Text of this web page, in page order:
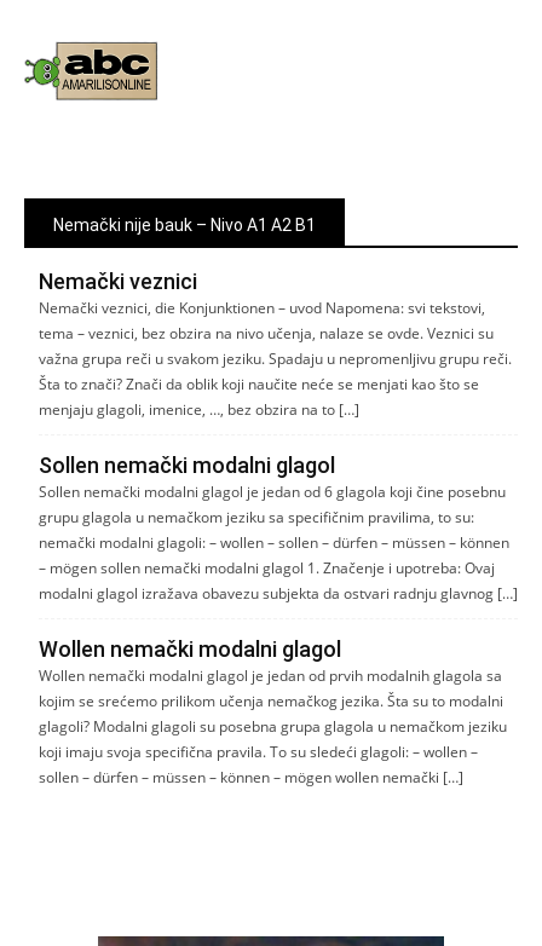
Nemački nije bauk – Nivo A1 A2 B1
Nemački veznici
Nemački veznici, die Konjunktionen – uvod Napomena: svi tekstovi,
tema – veznici, bez obzira na nivo učenja, nalaze se ovde. Veznici su
važna grupa reči u svakom jeziku. Spadaju u nepromenljivu grupu reči.
Šta to znači? Znači da oblik koji naučite neće se menjati kao što se
menjaju glagoli, imenice, …, bez obzira na to […]
Sollen nemački modalni glagol
Sollen nemački modalni glagol je jedan od 6 glagola koji čine posebnu
grupu glagola u nemačkom jeziku sa specifičnim pravilima, to su:
nemački modalni glagoli: – wollen – sollen – dürfen – müssen – können
– mögen sollen nemački modalni glagol 1. Značenje i upotreba: Ovaj
modalni glagol izražava obavezu subjekta da ostvari radnju glavnog […]
Wollen nemački modalni glagol
Wollen nemački modalni glagol je jedan od prvih modalnih glagola sa
kojim se srećemo prilikom učenja nemačkog jezika. Šta su to modalni
glagoli? Modalni glagoli su posebna grupa glagola u nemačkom jeziku
koji imaju svoja specifična pravila. To su sledeći glagoli: – wollen –
sollen – dürfen – müssen – können – mögen wollen nemački […]